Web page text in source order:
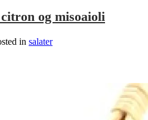
og misoaioli
in salater